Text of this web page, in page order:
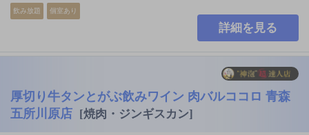
飲み放題 個室あり
詳細を見る
厚切り牛タンとがぶ飲みワイン 肉バルココロ 青森
五所川原店
[焼肉・ジンギスカン]